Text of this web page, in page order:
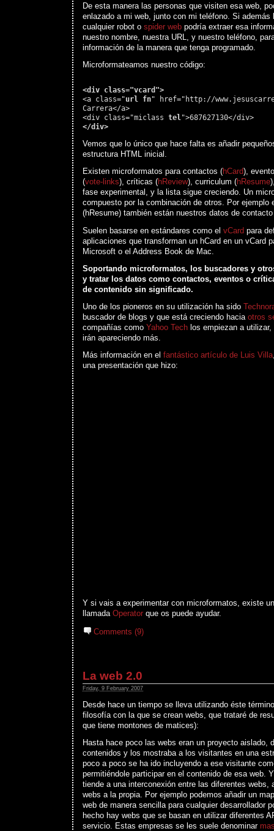
De esta manera las personas que visiten esa web,
enlazado a mi web, junto con mi teléfono. Si
cualquier robot o spider web podría extraer esa
nuestro nombre, nuestra URL, y nuestro teléfono,
información de la manera que tenga programado.
Microformateamos nuestro código:
<div class="vcard">
<a class="url fn" href="http://
Carrera</a>
<div class="miclass tel">687627130</div>
</div>
Vemos que lo único que hace falta es añadir
estructura HTML inicial.
Existen microformatos para contactos (hCard),
(vote-links), críticas (hReview), curriculum (hResume
fase experimental, y la lista sigue creciendo. Un
compuesto por la combinación de otros. Por ejemplo
(hResume) también están nuestros datos de
Suelen basarse en estándares como el vCard para
aplicaciones que transforman un hCard en un vCard
Microsoft o el Address Book de Mac.
Soportando microformatos, los buscadores y
y tratar los datos como contactos, eventos o
de contenido sin significado.
Uno de los pioneros en su utilización ha sido
buscador de blogs y que está creciendo hacia otros
compañías como Yahoo Tech los empiezan a
irán apareciendo más.
Más información en el fantástico artículo de Luis Villa
una presentación que hizo:
Y si vais a experimentar con microformatos, existe
llamada Operator que os puede ayudar.
Comments (9)
La web 2.0
Friday, 9 February 2007
Desde hace un tiempo se lleva utilizando éste
filosofía con la que se crean webs, que trataré de
que tiene montones de matices):
Hasta hace poco las webs eran un proyecto aislado,
contenidos y los mostraba a los visitantes en una
poco a poco se ha ido incluyendo a ese visitante
permitiéndole participar en el contenido de esa web.
tiende a una interconexión entre las diferentes webs,
webs a la propia. Por ejemplo podemos añadir un
web de manera sencilla para cualquier desarrollador
hecho hay webs que se basan en utilizar diferentes
servicio. Estas empresas se les suele denominar